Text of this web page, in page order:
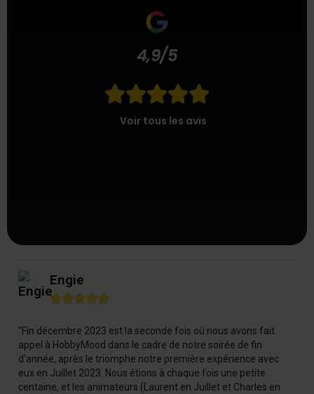
4,9/5

Voir tous les avis
Engie

"Fin décembre 2023 est la seconde fois où nous avons fait
appel à HobbyMood dans le cadre de notre soirée de fin
d'année, après le triomphe notre première expérience avec
eux en Juillet 2023. Nous étions à chaque fois une petite
centaine, et les animateurs (Laurent en Juillet et Charles en